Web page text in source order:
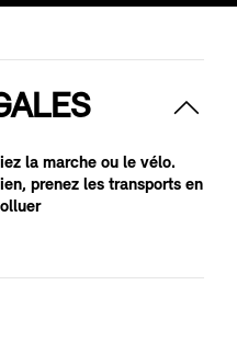
la marche ou le vélo.
prenez les transports en